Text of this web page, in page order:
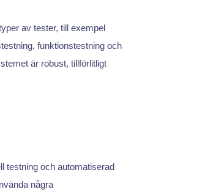
av tester, till exempel
funktionstestning och
är robust, tillförlitligt
testning och automatiserad
några